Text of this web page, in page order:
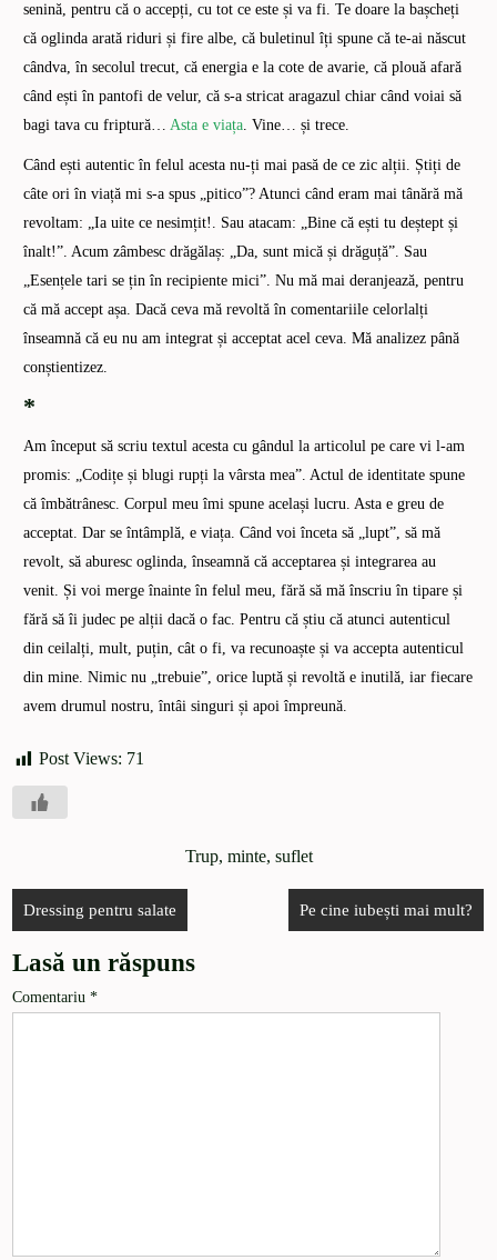
senină, pentru că o accepți, cu tot ce este și va fi. Te doare la bașcheți
că oglinda arată riduri și fire albe, că buletinul îți spune că te-ai născut
cândva, în secolul trecut, că energia e la cote de avarie, că plouă afară
când ești în pantofi de velur, că s-a stricat aragazul chiar când voiai să
bagi tava cu friptură…Asta e viața. Vine… și trece.
Când ești autentic în felul acesta nu-ți mai pasă de ce zic alții. Știți de
câte ori în viață mi s-a spus „pitico”? Atunci când eram mai tânără mă
revoltam: „Ia uite ce nesimțit!. Sau atacam: „Bine că ești tu deștept și
înalt!”. Acum zâmbesc drăgălaș: „Da, sunt mică și drăguță”. Sau
„Esențele tari se țin în recipiente mici”. Nu mă mai deranjează, pentru
că mă accept așa. Dacă ceva mă revoltă în comentariile celorlalți
înseamnă că eu nu am integrat și acceptat acel ceva. Mă analizez până
conștientizez.
*
Am început să scriu textul acesta cu gândul la articolul pe care vi l-am
promis: „Codițe și blugi rupți la vârsta mea”. Actul de identitate spune
că îmbătrânesc. Corpul meu îmi spune același lucru. Asta e greu de
acceptat. Dar se întâmplă, e viața. Când voi înceta să „lupt”, să mă
revolt, să aburesc oglinda, înseamnă că acceptarea și integrarea au
venit. Și voi merge înainte în felul meu, fără să mă înscriu în tipare și
fără să îi judec pe alții dacă o fac. Pentru că știu că atunci autenticul
din ceilalți, mult, puțin, cât o fi, va recunoaște și va accepta autenticul
din mine. Nimic nu „trebuie”, orice luptă și revoltă e inutilă, iar fiecare
avem drumul nostru, întâi singuri și apoi împreună.
Post Views: 71
Trup, minte, suflet
Dressing pentru salate Pe cine iubești mai mult?
Lasă un răspuns
Comentariu*